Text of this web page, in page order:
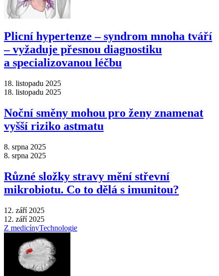
Plicní hypertenze –⁠ syndrom mnoha tváří
–⁠ vyžaduje přesnou diagnostiku
a specializovanou léčbu
18. listopadu 2025
18. listopadu 2025
Noční směny mohou pro ženy znamenat
vyšší riziko astmatu
8. srpna 2025
8. srpna 2025
Různé složky stravy mění střevní
mikrobiotu. Co to dělá s imunitou?
12. září 2025
12. září 2025
Z medicínyTechnologie